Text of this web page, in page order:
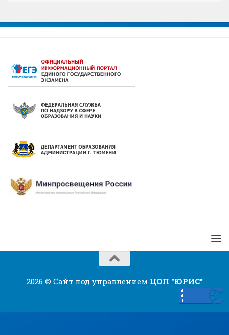
2026 © Сайт под управлением ЦОП "ЮРИС"